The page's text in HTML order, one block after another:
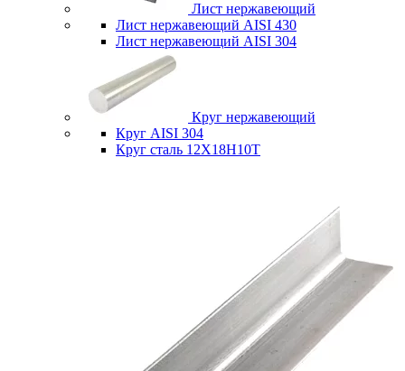
Лист нержавеющий
Лист нержавеющий AISI 430
Лист нержавеющий AISI 304
Круг нержавеющий
Круг AISI 304
Круг сталь 12Х18Н10Т